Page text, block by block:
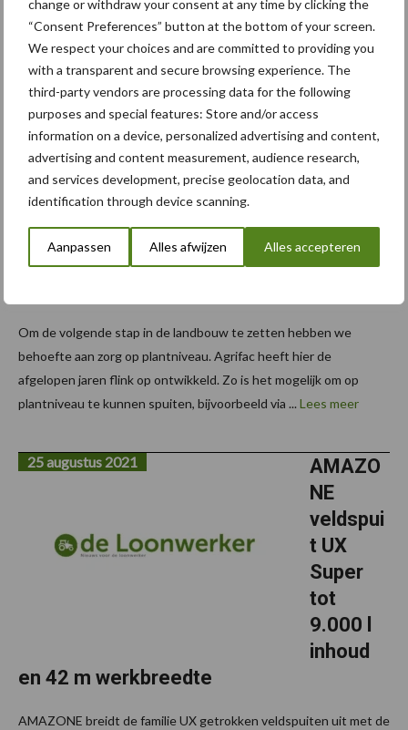
change or withdraw your consent at any time by clicking the
“Consent Preferences” button at the bottom of your screen.
We respect your choices and are committed to providing you
with a transparent and secure browsing experience. The
third-party vendors are processing data for the following
purposes and special features: Store and/or access
information on a device, personalized advertising and content,
advertising and content measurement, audience research,
and services development, precise geolocation data, and
identification through device scanning.
Aanpassen Alles afwijzen Alles accepteren
plaatsspecifiek spuiten. Als onderdeel van de Exel groep wil
Exxact Robotics boeren wereldwijd voorzien van innovatieve ...
Lees meer
Agrifac
breidt
spot
uit met
Om de volgende stap in de landbouw te zetten hebben we
behoefte aan zorg op plantniveau. Agrifac heeft hier de
afgelopen jaren flink op ontwikkeld. Zo is het mogelijk om op
plantniveau te kunnen spuiten, bijvoorbeeld via ... Lees meer
AMAZO
NE
veldspui
t UX
Super
tot
9.000 l
inhoud
en 42 m werkbreedte
25 augustus 2021
AMAZONE breidt de familie UX getrokken veldspuiten uit met de